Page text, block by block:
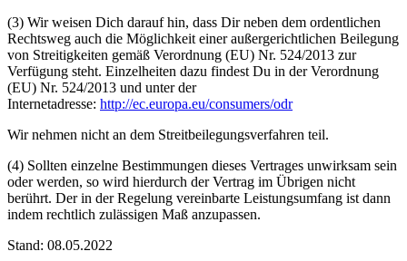
(3) Wir weisen Dich darauf hin, dass Dir neben dem ordentlichen
Rechtsweg auch die Möglichkeit einer außergerichtlichen Beilegung
von Streitigkeiten gemäß Verordnung (EU) Nr. 524/2013 zur
Verfügung steht. Einzelheiten dazu findest Du in der Verordnung
(EU) Nr. 524/2013 und unter der
Internetadresse: http://ec.europa.eu/consumers/odr
Wir nehmen nicht an dem Streitbeilegungsverfahren teil.
(4) Sollten einzelne Bestimmungen dieses Vertrages unwirksam sein
oder werden, so wird hierdurch der Vertrag im Übrigen nicht
berührt. Der in der Regelung vereinbarte Leistungsumfang ist dann
indem rechtlich zulässigen Maß anzupassen.
Stand: 08.05.2022